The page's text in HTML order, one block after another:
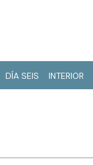
DÍA SEIS INTERIOR